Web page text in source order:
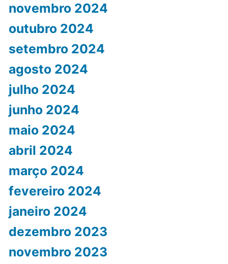
novembro 2024
outubro 2024
setembro 2024
agosto 2024
julho 2024
junho 2024
maio 2024
abril 2024
março 2024
fevereiro 2024
janeiro 2024
dezembro 2023
novembro 2023